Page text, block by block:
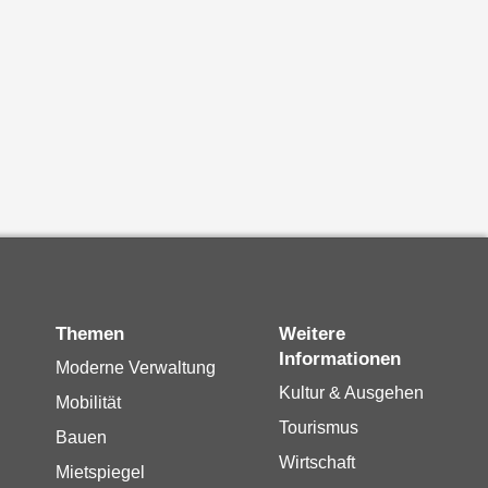
Themen
Moderne Verwaltung
Mobilität
Bauen
Mietspiegel
Weitere
Informationen
Kultur & Ausgehen
Tourismus
Wirtschaft